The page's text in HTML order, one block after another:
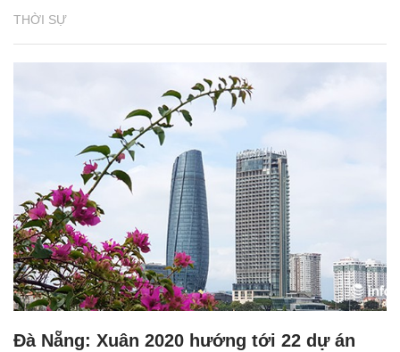
THỜI SỰ
Đà Nẵng: Xuân 2020 hướng tới 22 dự án